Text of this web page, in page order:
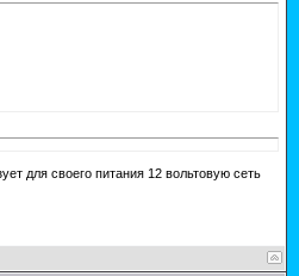
для своего питания 12 вольтовую сеть